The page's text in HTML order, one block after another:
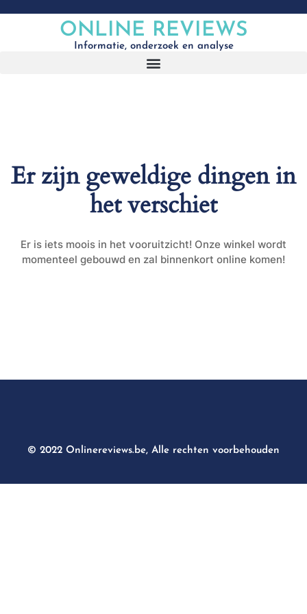
ONLINE REVIEWS
Informatie, onderzoek en analyse
Er zijn geweldige dingen in
het verschiet
Er is iets moois in het vooruitzicht! Onze winkel wordt
momenteel gebouwd en zal binnenkort online komen!
© 2022 Onlinereviews.be, Alle rechten voorbehouden